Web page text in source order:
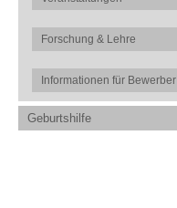
Forschung & Lehre
Informationen für Bewerber
Geburtshilfe